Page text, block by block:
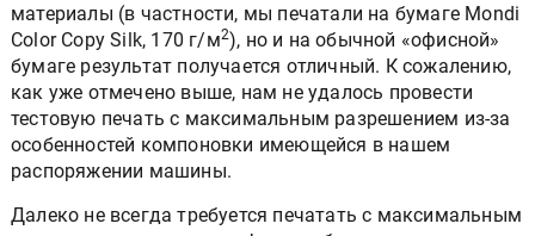
материалы (в частности, мы печатали на бумаге Mondi
Color Copy Silk, 170 г/м2), но и на обычной «офисной»
бумаге результат получается отличный. К сожалению,
как уже отмечено выше, нам не удалось провести
тестовую печать с максимальным разрешением из-за
особенностей компоновки имеющейся в нашем
распоряжении машины.
Далеко не всегда требуется печатать с максимальным